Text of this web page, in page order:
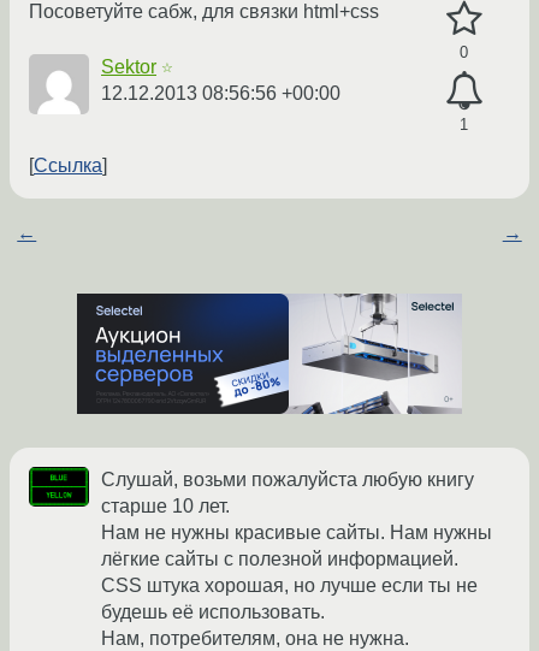
0
1
Посоветуйте сабж, для связки html+css
Sektor ☆
12.12.2013 08:56:56 +00:00
Ссылка
← →
Слушай, возьми пожалуйста любую книгу
старше 10 лет.
Нам не нужны красивые сайты. Нам нужны
лёгкие сайты с полезной информацией.
CSS штука хорошая, но лучше если ты не
будешь её использовать.
Нам, потребителям, она не нужна.